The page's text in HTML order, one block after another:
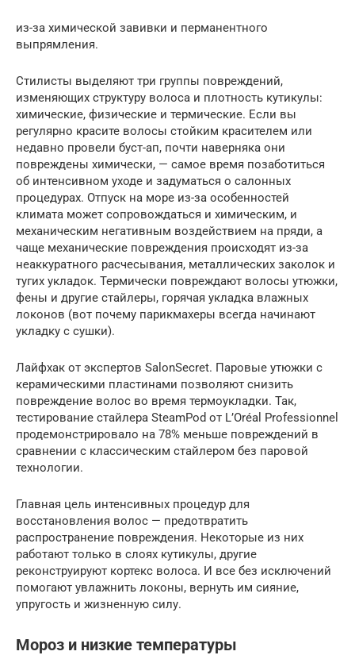
из-за химической завивки и перманентного
выпрямления.
Стилисты выделяют три группы повреждений,
изменяющих структуру волоса и плотность кутикулы:
химические, физические и термические. Если вы
регулярно красите волосы стойким красителем или
недавно провели буст-ап, почти наверняка они
повреждены химически, — самое время позаботиться
об интенсивном уходе и задуматься о салонных
процедурах. Отпуск на море из-за особенностей
климата может сопровождаться и химическим, и
механическим негативным воздействием на пряди, а
чаще механические повреждения происходят из-за
неаккуратного расчесывания, металлических заколок и
тугих укладок. Термически повреждают волосы утюжки,
фены и другие стайлеры, горячая укладка влажных
локонов (вот почему парикмахеры всегда начинают
укладку с сушки).
Лайфхак от экспертов SalonSecret. Паровые утюжки с
керамическими пластинами позволяют снизить
повреждение волос во время термоукладки. Так,
тестирование стайлера SteamPod от L’Oréal Professionnel
продемонстрировало на 78% меньше повреждений в
сравнении с классическим стайлером без паровой
технологии.
Главная цель интенсивных процедур для
восстановления волос — предотвратить
распространение повреждения. Некоторые из них
работают только в слоях кутикулы, другие
реконструируют кортекс волоса. И все без исключений
помогают увлажнить локоны, вернуть им сияние,
упругость и жизненную силу.
Мороз и низкие температуры